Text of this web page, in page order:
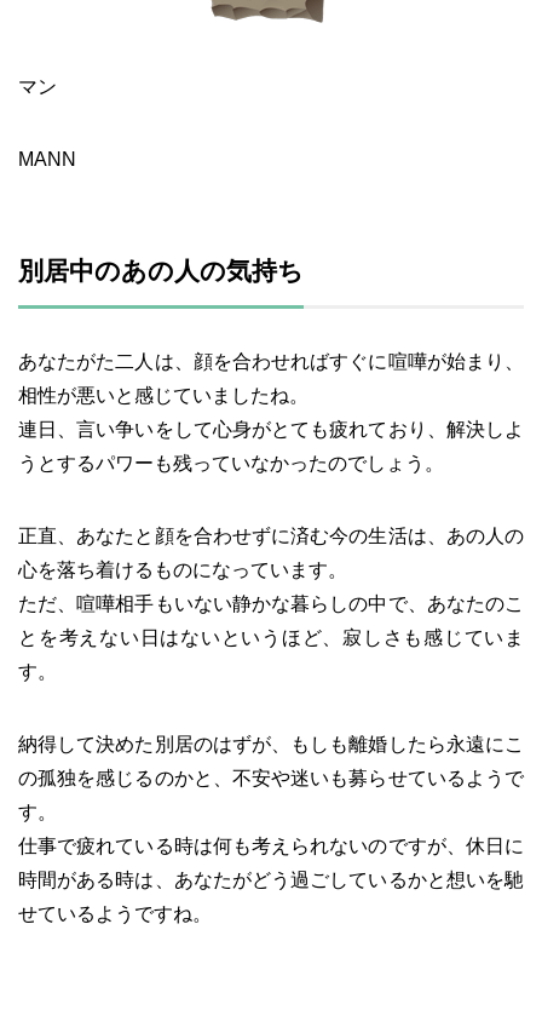
マン
MANN
別居中のあの人の気持ち
あなたがた二人は、顔を合わせればすぐに喧嘩が始まり、
相性が悪いと感じていましたね。
連日、言い争いをして心身がとても疲れており、解決しよ
うとするパワーも残っていなかったのでしょう。
正直、あなたと顔を合わせずに済む今の生活は、あの人の
心を落ち着けるものになっています。
ただ、喧嘩相手もいない静かな暮らしの中で、あなたのこ
とを考えない日はないというほど、寂しさも感じていま
す。
納得して決めた別居のはずが、もしも離婚したら永遠にこ
の孤独を感じるのかと、不安や迷いも募らせているようで
す。
仕事で疲れている時は何も考えられないのですが、休日に
時間がある時は、あなたがどう過ごしているかと想いを馳
せているようですね。